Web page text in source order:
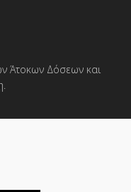
Άτοκων Δόσεων και